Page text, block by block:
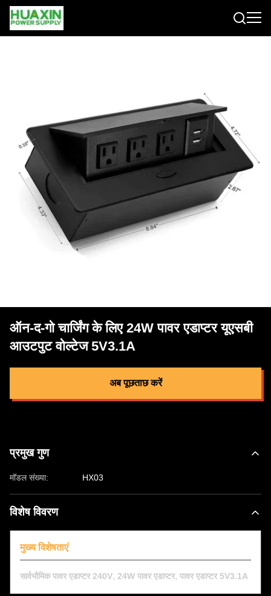
ऑन-द-गो चार्जिंग के लिए 24W पावर एडाप्टर यूएसबी
आउटपुट वोल्टेज 5V3.1A
अब पूछताछ करें
प्रमुख गुण
मॉडल संख्या: HX03
विशेष विवरण
मुख्य विशेषताएं
सार्वभौमिक पावर एडाप्टर 240V, 24W पावर एडाप्टर, पावर एडाप्टर 5V3.1A